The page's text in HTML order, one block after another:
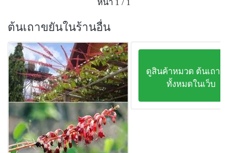
หน้า 1 / 1
ต้นเถาขยันในร้านอื่น
ดูสินค้าหมวด ต้นเถาข
ทั้งหมดในเว็บ